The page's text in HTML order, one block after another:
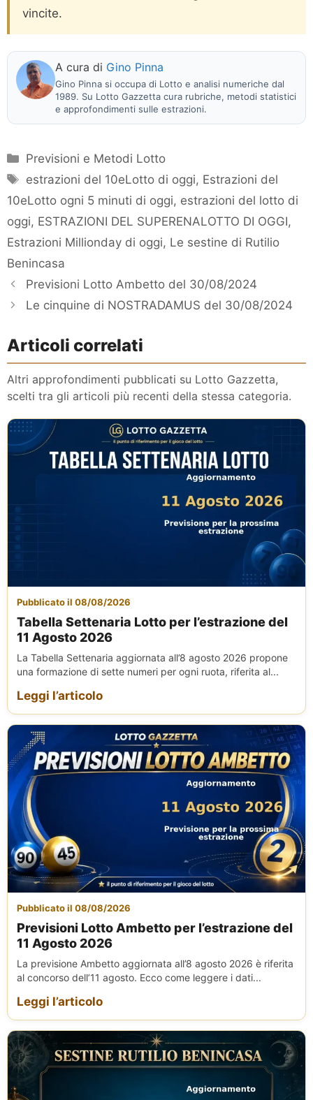
vincite.
A cura di Gino Pinna
Gino Pinna si occupa di Lotto e analisi numeriche dal
1989. Su Lotto Gazzetta cura rubriche, metodi statistici
e approfondimenti sulle estrazioni.
Categorie
Previsioni e Metodi Lotto
Tag
estrazioni del 10eLotto di oggi, Estrazioni del
10eLotto ogni 5 minuti di oggi, estrazioni del lotto di
oggi, ESTRAZIONI DEL SUPERENALOTTO DI OGGI,
Estrazioni Millionday di oggi, Le sestine di Rutilio
Benincasa
Previsioni Lotto Ambetto del 30/08/2024
Le cinquine di NOSTRADAMUS del 30/08/2024
Articoli correlati
Altri approfondimenti pubblicati su Lotto Gazzetta,
scelti tra gli articoli più recenti della stessa categoria.
Pubblicato il 08/08/2026
Tabella Settenaria Lotto per l’estrazione del
11 Agosto 2026
La Tabella Settenaria aggiornata all’8 agosto 2026 propone
una formazione di sette numeri per ogni ruota, riferita al...
Leggi l’articolo
Pubblicato il 08/08/2026
Previsioni Lotto Ambetto per l’estrazione del
11 Agosto 2026
La previsione Ambetto aggiornata all’8 agosto 2026 è riferita
al concorso dell’11 agosto. Ecco come leggere i dati...
Leggi l’articolo